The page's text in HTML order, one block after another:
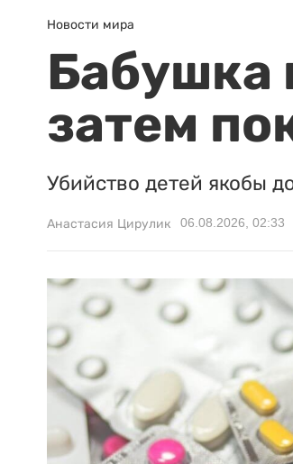
Новости мира
Бабушка
затем
Убийство детей якобы
Анастасия Цирулик 06.08.2026, 02:33